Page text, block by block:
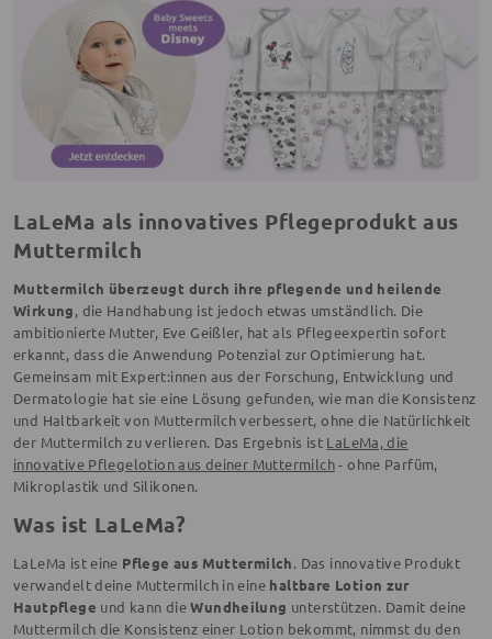
LaLeMa als innovatives Pflegeprodukt aus
Muttermilch
Muttermilch überzeugt durch ihre pflegende und heilende
Wirkung, die Handhabung ist jedoch etwas umständlich. Die
ambitionierte Mutter, Eve Geißler, hat als Pflegeexpertin sofort
erkannt, dass die Anwendung Potenzial zur Optimierung hat.
Gemeinsam mit Expert:innen aus der Forschung, Entwicklung und
Dermatologie hat sie eine Lösung gefunden, wie man die Konsistenz
und Haltbarkeit von Muttermilch verbessert, ohne die Natürlichkeit
der Muttermilch zu verlieren. Das Ergebnis ist LaLeMa, die
innovative Pflegelotion aus deiner Muttermilch- ohne Parfüm,
Mikroplastik und Silikonen.
Was ist LaLeMa?
LaLeMa ist eine Pflege aus Muttermilch. Das innovative Produkt
verwandelt deine Muttermilch in eine haltbare Lotion zur
Hautpflege und kann dieWundheilung unterstützen. Damit deine
Muttermilch die Konsistenz einer Lotion bekommt, nimmst du den